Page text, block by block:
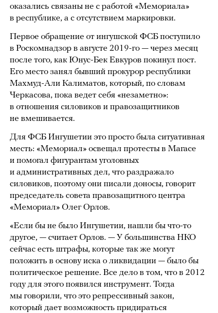
оказались связаны не с работой «Мемориала»
в республике, а с отсутствием маркировки.
Первое обращение от ингушской ФСБ поступило
в Роскомнадзор в августе 2019-го — через месяц
после того, как Юнус-Бек Евкуров покинул пост.
Его место занял бывший прокурор республики
Махмуд-Али Калиматов, который, по словам
Черкасова, пока ведет себя «незаметно»:
в отношения силовиков и правозащитников
не вмешивается.
Для ФСБ Ингушетии это просто была ситуативная
месть: «Мемориал» освещал протесты в Магасе
и помогал фигурантам уголовных
и административных дел, что раздражало
силовиков, поэтому они писали доносы, говорит
председатель совета правозащитного центра
«Мемориал» Олег Орлов.
«Если бы не было Ингушетии, нашли бы что-то
другое, — считает Орлов. — У большинства НКО
сейчас есть штрафы, которые так же могут
положить в основу иска о ликвидации — было бы
политическое решение. Все дело в том, что в 2012
году для этого появился инструмент. Тогда
мы говорили, что это репрессивный закон,
который дает возможность придираться